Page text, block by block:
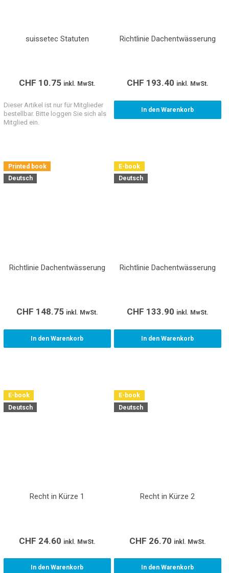
suissetec Statuten
CHF 10.75 inkl. MwSt.
Dieser Artikel ist nur für Mitglieder
bestellbar. Bitte loggen Sie sich als
Mitglied ein.
Richtlinie Dachentwässerung
CHF 193.40 inkl. MwSt.
In den Warenkorb
Printed book
Deutsch
Richtlinie Dachentwässerung
CHF 148.75 inkl. MwSt.
In den Warenkorb
E-book
Deutsch
Richtlinie Dachentwässerung
CHF 133.90 inkl. MwSt.
In den Warenkorb
E-book
Deutsch
Recht in Kürze 1
CHF 24.60 inkl. MwSt.
In den Warenkorb
E-book
Deutsch
Recht in Kürze 2
CHF 26.70 inkl. MwSt.
In den Warenkorb